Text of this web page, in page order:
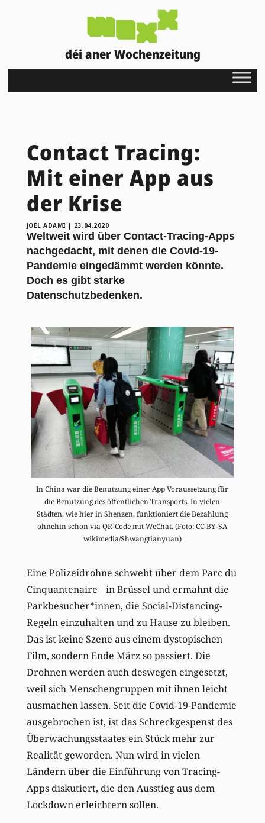
déi aner Wochenzeitung
Contact Tracing:
Mit einer App aus
der Krise
JOËL ADAMI | 23.04.2020
Weltweit wird über Contact-Tracing-Apps
nachgedacht, mit denen die Covid-19-
Pandemie eingedämmt werden könnte.
Doch es gibt starke
Datenschutzbedenken.
In China war die Benutzung einer App Voraussetzung für
die Benutzung des öffentlichen Transports. In vielen
Städten, wie hier in Shenzen, funktioniert die Bezahlung
ohnehin schon via QR-Code mit WeChat. (Foto: CC-BY-SA
wikimedia/Shwangtianyuan)
Eine Polizeidrohne schwebt über dem Parc du
Cinquantenaire in Brüssel und ermahnt die
Parkbesucher*innen, die Social-Distancing-
Regeln einzuhalten und zu Hause zu bleiben.
Das ist keine Szene aus einem dystopischen
Film, sondern Ende März so passiert. Die
Drohnen werden auch deswegen eingesetzt,
weil sich Menschengruppen mit ihnen leicht
ausmachen lassen. Seit die Covid-19-Pandemie
ausgebrochen ist, ist das Schreckgespenst des
Überwachungsstaates ein Stück mehr zur
Realität geworden. Nun wird in vielen
Ländern über die Einführung von Tracing-
Apps diskutiert, die den Ausstieg aus dem
Lockdown erleichtern sollen.